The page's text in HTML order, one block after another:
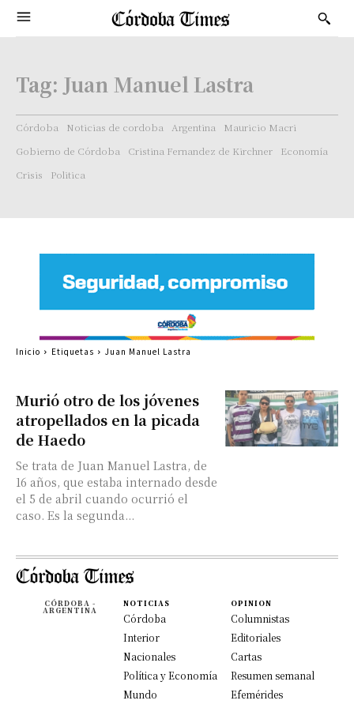
Tag: Juan Manuel Lastra
Córdoba Noticias de cordoba Argentina
Mauricio Macri
Gobierno de Córdoba
Cristina Fernandez de Kirchner
Economía
Crisis
Politica
Murió otro de los jóvenes
atropellados en la picada
de Haedo
Se trata de Juan Manuel Lastra, de
16 años, que estaba internado desde
el 5 de abril cuando ocurrió el
caso. Es la segunda...
Inicio Etiquetas Juan Manuel Lastra
CÓRDOBA -
ARGENTINA
NOTICIAS
Córdoba
Interior
Nacionales
Política y Economía
Mundo
OPINION
Columnistas
Editoriales
Cartas
Resumen semanal
Efemérides